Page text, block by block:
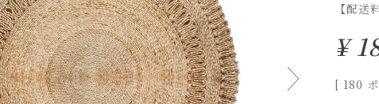
【配
¥
[ 180